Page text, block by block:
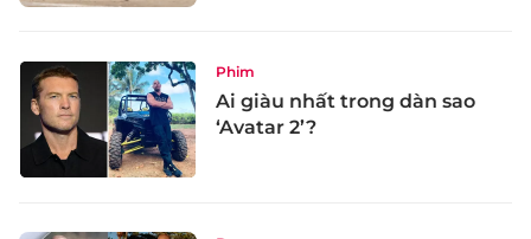
Phim
Ai giàu nhất trong dàn sao
‘Avatar 2’?